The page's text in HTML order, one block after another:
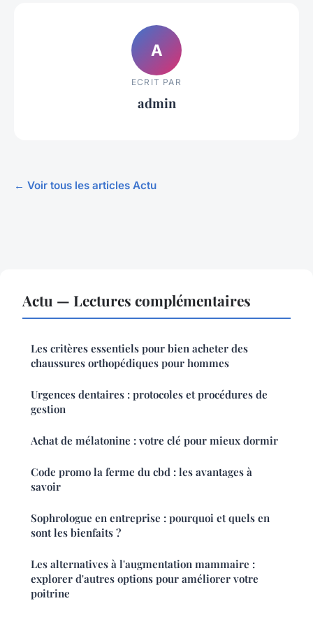
A
ECRIT PAR
admin
← Voir tous les articles Actu
Actu — Lectures complémentaires
Les critères essentiels pour bien acheter des
chaussures orthopédiques pour hommes
Urgences dentaires : protocoles et procédures de
gestion
Achat de mélatonine : votre clé pour mieux dormir
Code promo la ferme du cbd : les avantages à
savoir
Sophrologue en entreprise : pourquoi et quels en
sont les bienfaits ?
Les alternatives à l'augmentation mammaire :
explorer d'autres options pour améliorer votre
poitrine